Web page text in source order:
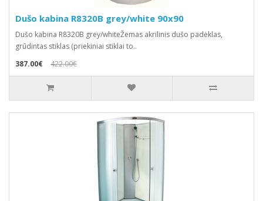
Dušo kabina R8320B grey/white 90x90
Dušo kabina R8320B grey/whiteŽemas akrilinis dušo padėklas,
grūdintas stiklas (priekiniai stiklai to..
387.00€
422.00€